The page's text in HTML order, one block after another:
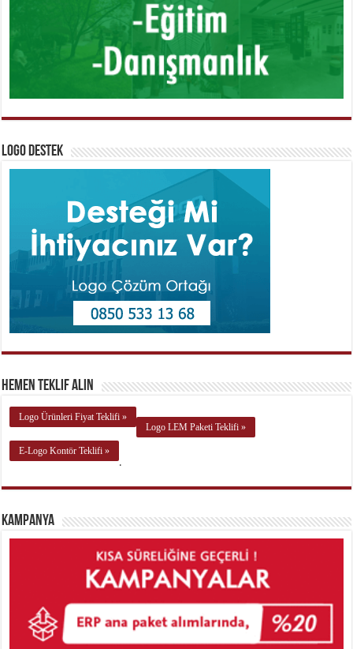
Logo Destek
Hemen Teklif Alın
Logo Ürünleri Fiyat Teklifi »
Logo LEM Paketi Teklifi »
E-Logo Kontör Teklifi »
.
Kampanya